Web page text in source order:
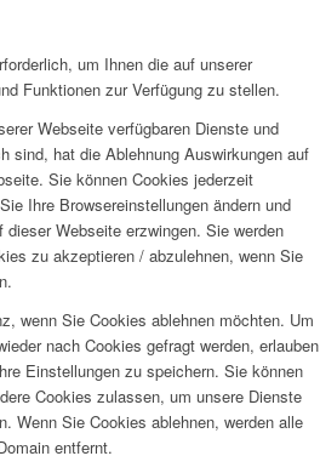
um Ihnen die auf unserer
Funktionen zur Verfügung zu stellen.
Webseite verfügbaren Dienste und
sind, hat die Ablehnung Auswirkungen auf
Sie können Cookies jederzeit
Ihre Browsereinstellungen ändern und
Webseite erzwingen. Sie werden
zu akzeptieren / abzulehnen, wenn Sie
wenn Sie Cookies ablehnen möchten. Um
nach Cookies gefragt werden, erlauben
Einstellungen zu speichern. Sie können
Cookies zulassen, um unsere Dienste
Wenn Sie Cookies ablehnen, werden alle
entfernt.